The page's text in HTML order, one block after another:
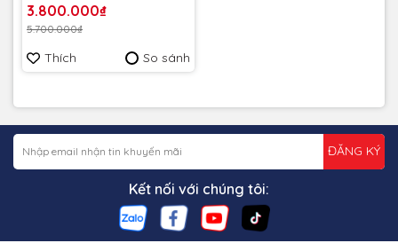
SDSDXDM-064G-GN4IN -
Bảo hành trọn đời
3.800.000₫
5.700.000₫
Thích So sánh
ĐĂNG KÝ
Kết nối với chúng tôi: